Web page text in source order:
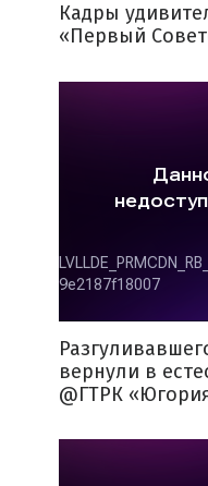
Кадры
«Первый
вернули в
@ГТРК